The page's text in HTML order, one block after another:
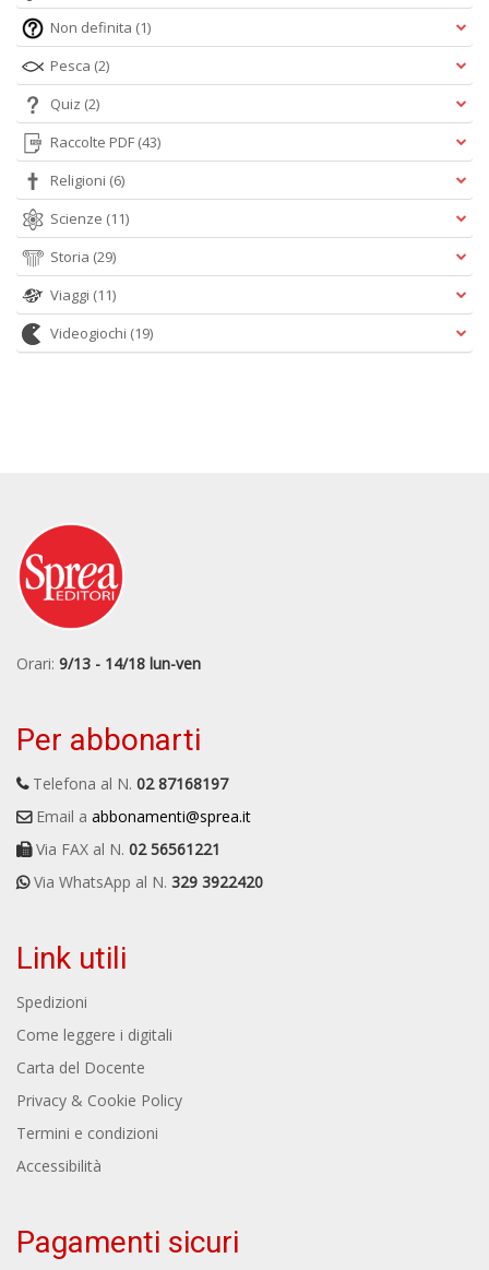
Non definita (1)
Pesca (2)
Quiz (2)
Raccolte PDF (43)
Religioni (6)
Scienze (11)
Storia (29)
Viaggi (11)
Videogiochi (19)
Orari: 9/13 - 14/18 lun-ven
Per abbonarti
Telefona al N. 02 87168197
Email a abbonamenti@sprea.it
Via FAX al N. 02 56561221
Via WhatsApp al N. 329 3922420
Link utili
Spedizioni
Come leggere i digitali
Carta del Docente
Privacy & Cookie Policy
Termini e condizioni
Accessibilità
Pagamenti sicuri